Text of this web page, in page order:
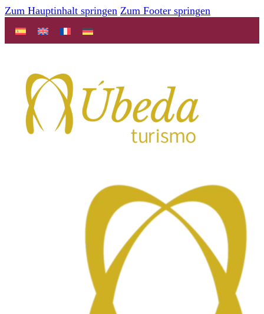
Zum Hauptinhalt springen Zum Footer springen